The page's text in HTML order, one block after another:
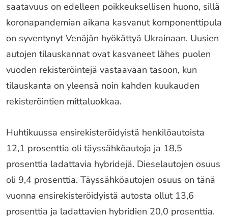
saatavuus on edelleen poikkeuksellisen huono, sillä
koronapandemian aikana kasvanut komponenttipula
on syventynyt Venäjän hyökättyä Ukrainaan. Uusien
autojen tilauskannat ovat kasvaneet lähes puolen
vuoden rekisteröintejä vastaavaan tasoon, kun
tilauskanta on yleensä noin kahden kuukauden
rekisteröintien mittaluokkaa.
Huhtikuussa ensirekisteröidyistä henkilöautoista
12,1 prosenttia oli täyssähköautoja ja 18,5
prosenttia ladattavia hybridejä. Dieselautojen osuus
oli 9,4 prosenttia. Täyssähköautojen osuus on tänä
vuonna ensirekisteröidyistä autosta ollut 13,6
prosenttia ja ladattavien hybridien 20,0 prosenttia.